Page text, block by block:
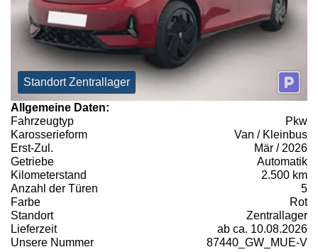
Standort Zentrallager
Allgemeine Daten:
Fahrzeugtyp
Pkw
Karosserieform
Van / Kleinbus
Erst-Zul.
Mär / 2026
Getriebe
Automatik
Kilometerstand
2.500 km
Anzahl der Türen
5
Farbe
Rot
Standort
Zentrallager
Lieferzeit
ab ca. 10.08.2026
Unsere Nummer
87440_GW_MUE-V